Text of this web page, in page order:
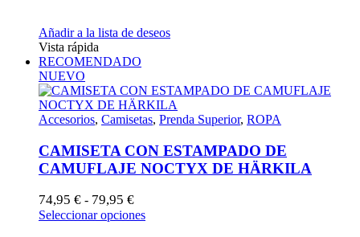
Añadir a la lista de deseos
Vista rápida
RECOMENDADO
NUEVO
Accesorios, Camisetas, Prenda Superior, ROPA
CAMISETA CON ESTAMPADO DE
CAMUFLAJE NOCTYX DE HÄRKILA
74,95 € - 79,95 €Rango
de
Seleccionar opcionesEste